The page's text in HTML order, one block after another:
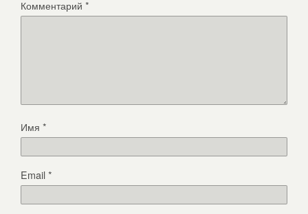
Комментарий *
Имя *
Email*